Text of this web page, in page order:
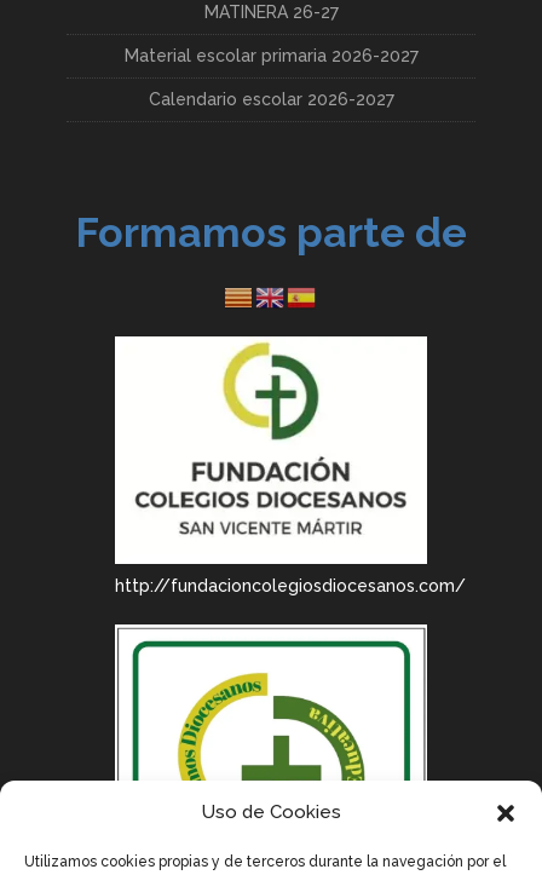
Uso de Cookies
Utilizamos cookies propias y de terceros durante la navegación por el
MATINERA 26-27
Material escolar primaria 2026-2027
Calendario escolar 2026-2027
Formamos parte de
http://fundacioncolegiosdiocesanos.com/